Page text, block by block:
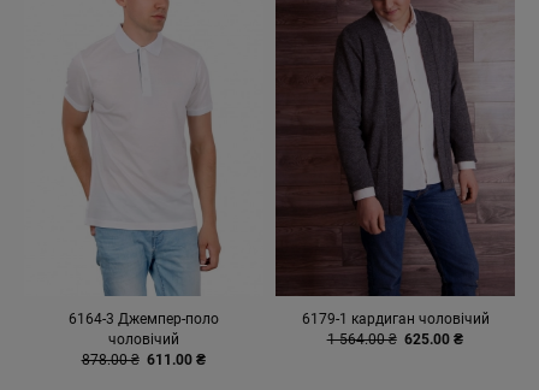
6164-3 Джемпер-поло
чоловічий
878.00 ₴ 611.00 ₴
6179-1 кардиган чоловічий
1 564.00 ₴ 625.00 ₴